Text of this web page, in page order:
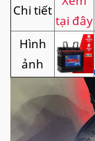
Chi tiết
tại đây
Hình
ảnh